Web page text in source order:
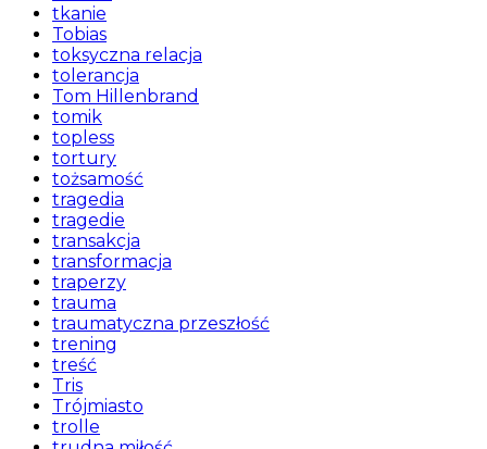
tkanie
Tobias
toksyczna relacja
tolerancja
Tom Hillenbrand
tomik
topless
tortury
tożsamość
tragedia
tragedie
transakcja
transformacja
traperzy
trauma
traumatyczna przeszłość
trening
treść
Tris
Trójmiasto
trolle